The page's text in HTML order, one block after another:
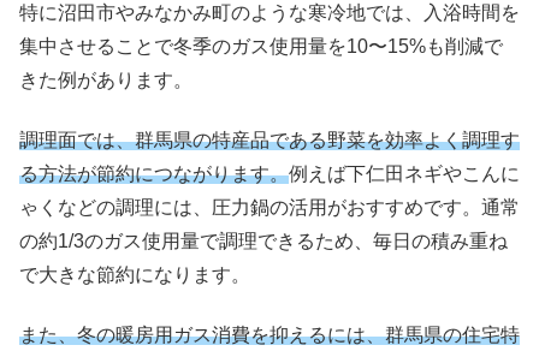
特に沼田市やみなかみ町のような寒冷地では、入浴時間を
集中させることで冬季のガス使用量を10〜15%も削減で
きた例があります。
調理面では、群馬県の特産品である野菜を効率よく調理す
る方法が節約につながります。例えば下仁田ネギやこんに
ゃくなどの調理には、圧力鍋の活用がおすすめです。通常
の約1/3のガス使用量で調理できるため、毎日の積み重ね
で大きな節約になります。
また、冬の暖房用ガス消費を抑えるには、群馬県の住宅特